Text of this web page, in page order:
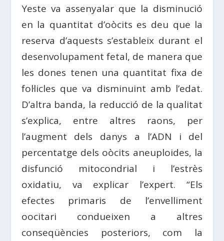
Yeste va assenyalar que la disminució
en la quantitat d’oòcits es deu que la
reserva d’aquests s’estableix durant el
desenvolupament fetal, de manera que
les dones tenen una quantitat fixa de
fol·licles que va disminuint amb l’edat.
D’altra banda, la reducció de la qualitat
s’explica, entre altres raons, per
l’augment dels danys a l’ADN i del
percentatge dels oòcits aneuploides, la
disfunció mitocondrial i l’estrès
oxidatiu, va explicar l’expert. “Els
efectes primaris de l’envelliment
oocitari condueixen a altres
conseqüències posteriors, com la